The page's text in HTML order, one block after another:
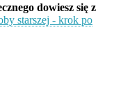
dowiesz się z
starszej - krok po